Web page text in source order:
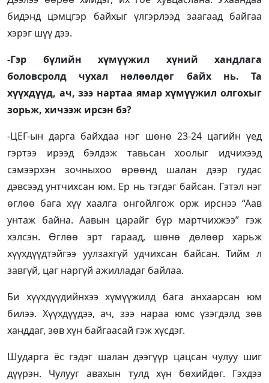
бидэнд цэмцгэр байхыг үлгэрлээд заагаад байгаа
хэрэг шүү дээ.
-Гэр бүлийн хүмүүжил хүний хандлага
боловсролд чухал нөлөөлдөг байх нь. Та
хүүхдүүд, ач, зээ нартаа ямар хүмүүжил олгохыг
зорьж, хичээж ирсэн бэ?
-ЦЕГ-ын дарга байхдаа нэг шөнө 23-24 цагийн үед
гэртээ ирээд бэлдэж тавьсан хоолыг идчихээд
сэмээрхэн зочныхоо өрөөнд шалан дээр гудас
дэвсээд унтчихсан юм. Ер нь тэгдэг байсан. Гэтэл нэг
өглөө бага хүү хаалга онгойлгож орж ирснээ “Аав
унтаж байна. Аавын царайг бүр мартчихжээ” гэж
хэлсэн. Өглөө эрт гараад, шөнө дөлөөр харьж
хүүхдүүдтэйгээ уулзахгүй удчихсан байсан. Тийм л
завгүй, цаг наргүй ажилладаг байлаа.
Би хүүхдүүдийнхээ хүмүүжилд бага анхаарсан юм
билээ. Хүүхдүүдээ, ач, зээ нараа юмс үзэгдэлд зөв
ханддаг, зөв хүн байгаасай гэж хүсдэг.
Шударга ёс гэдэг шалан дээгүүр цацсан чулуу шиг
дүүрэн. Чулууг авахын тулд хүн бөхийдөг. Гэхдээ